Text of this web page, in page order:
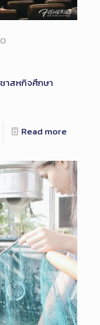
าสหกิจศึกษา
Read more